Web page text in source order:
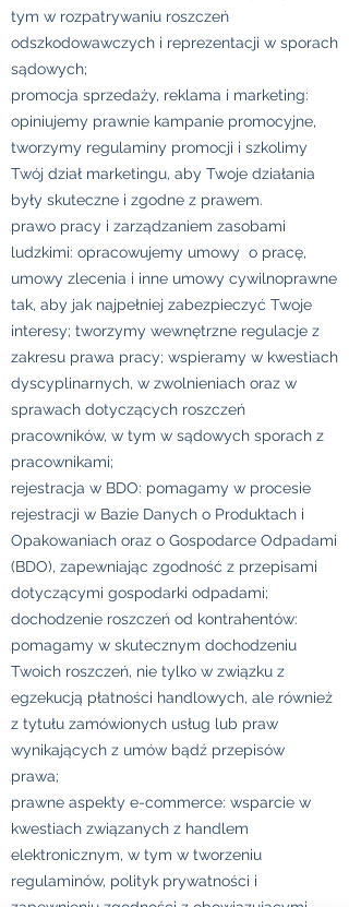
tym w rozpatrywaniu roszczeń
odszkodowawczych i reprezentacji w sporach
sądowych;
promocja sprzedaży, reklama i marketing:
opiniujemy prawnie kampanie promocyjne,
tworzymy regulaminy promocji i szkolimy
Twój dział marketingu, aby Twoje działania
były skuteczne i zgodne z prawem.
prawo pracy i zarządzaniem zasobami
ludzkimi: opracowujemy umowy o pracę,
umowy zlecenia i inne umowy cywilnoprawne
tak, aby jak najpełniej zabezpieczyć Twoje
interesy; tworzymy wewnętrzne regulacje z
zakresu prawa pracy; wspieramy w kwestiach
dyscyplinarnych, w zwolnieniach oraz w
sprawach dotyczących roszczeń
pracowników, w tym w sądowych sporach z
pracownikami;
rejestracja w BDO: pomagamy w procesie
rejestracji w Bazie Danych o Produktach i
Opakowaniach oraz o Gospodarce Odpadami
(BDO), zapewniając zgodność z przepisami
dotyczącymi gospodarki odpadami;
dochodzenie roszczeń od kontrahentów:
pomagamy w skutecznym dochodzeniu
Twoich roszczeń, nie tylko w związku z
egzekucją płatności handlowych, ale również
z tytułu zamówionych usług lub praw
wynikających z umów bądź przepisów
prawa;
prawne aspekty e-commerce: wsparcie w
kwestiach związanych z handlem
elektronicznym, w tym w tworzeniu
regulaminów, polityk prywatności i